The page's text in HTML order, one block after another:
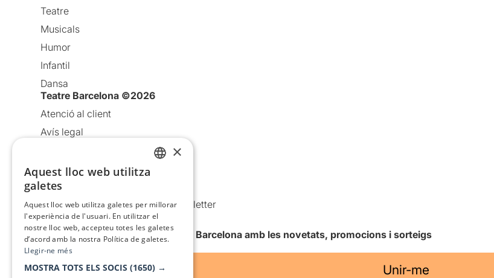
Teatre
Musicals
Humor
Infantil
Dansa
Teatre Barcelona ©2026
Atenció al client
Avís legal
Política de cookies
Condicions d’ús
Comunicacions comercials i Newsletter
Anuncia’t
Vull rebre la newsletter de Teatre Barcelona amb les novetats, promocions i sorteigs
Unir-me
×
Aquest lloc web utilitza
galetes
Aquest lloc web utilitza galetes per millorar
l'experiència de l'usuari. En utilitzar el
nostre lloc web, accepteu totes les galetes
d’acord amb la nostra Política de galetes.
Llegir-ne més
MOSTRA TOTS ELS SOCIS (1650) →